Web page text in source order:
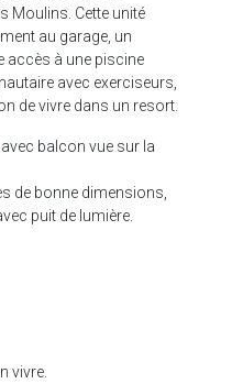
Moulins. Cette unité
au garage, un
accès à une piscine
avec exerciseurs,
de vivre dans un resort.
balcon vue sur la
de bonne dimensions,
puit de lumière.
vivre.